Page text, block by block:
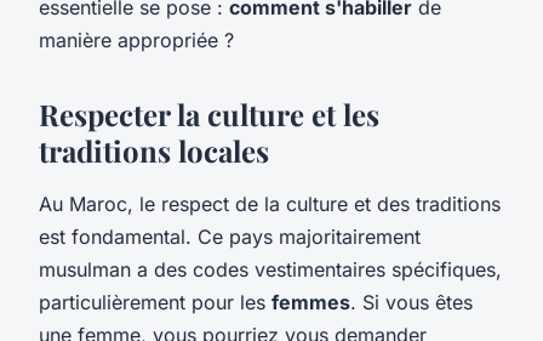
essentielle se pose : comment s'habiller de
manière appropriée ?
Respecter la culture et les
traditions locales
Au Maroc, le respect de la culture et des traditions
est fondamental. Ce pays majoritairement
musulman a des codes vestimentaires spécifiques,
particulièrement pour les femmes. Si vous êtes
une femme, vous pourriez vous demander